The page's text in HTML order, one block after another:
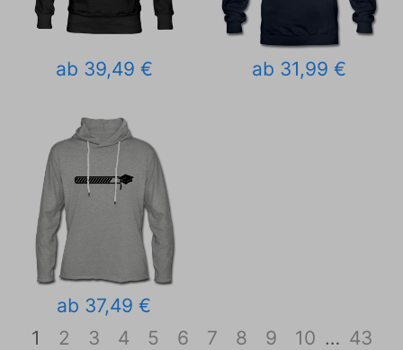
ab 39,49 € ab 31,99 €
ab 37,49 €
1
2 3 4 5 6 7 8 9 10 … 43